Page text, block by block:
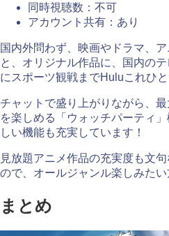
同時視聴数：不可
アカウント共有：あり
国内外問わず、映画やドラマ、
と、オリジナル作品に、国内の
にスポーツ観戦までHuluこれひと
チャットで盛り上がりながら、
を楽しめる「ウォッチパーティ
しい機能も充実しています！
見放題アニメ作品の充実度も文
ので、オールジャンル楽しみたい
まとめ